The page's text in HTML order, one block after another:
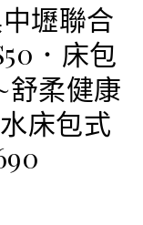
壢聯合
．床包
舒柔健康
床包式